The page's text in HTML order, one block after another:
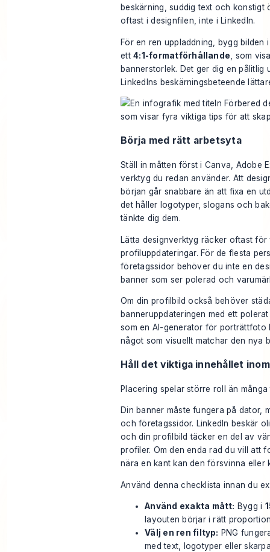
beskärning, suddig text och
oftast i designfilen, inte i LinkedIn.
För en ren uppladdning, bygg bilden
ett4:1-formatförhållande , som
bannerstorlek. Det ger dig en pålitlig
LinkedIns beskärningsbeteende
Börja med rätt arbetsyta
Ställ in måtten först i Canva, Adobe
verktyg du redan använder. Att
början går snabbare än att fixa en
det håller logotyper, slogans och
tänkte dig dem.
Lätta designverktyg räcker oftast för
profiluppdateringar. För de flesta
företagssidor behöver du inte en
banner som ser polerad och
Om din profilbild också behöver
banneruppdateringen med ett
som en AI-generator för porträttfoto
något som visuellt matchar den nya
Håll det viktiga innehållet
Placering spelar större roll än många
Din banner måste fungera på dator,
och företagssidor. LinkedIn beskär
och din profilbild täcker en del av
profiler. Om den enda rad du vill att
nära en kant kan den försvinna eller
Använd denna checklista innan du
Använd exakta mått: Bygg i
layouten börjar i rätt
Välj en ren filtyp: PNG
med text, logotyper eller